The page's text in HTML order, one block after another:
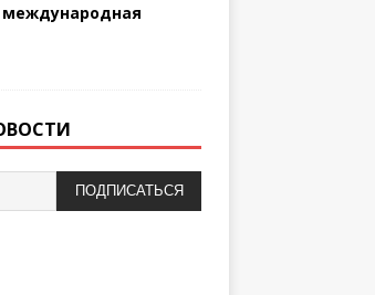
международная
ПОДПИСАТЬСЯ